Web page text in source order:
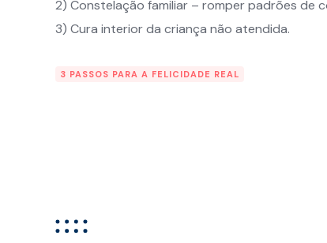
2) Constelação familiar – romper padrões
3) Cura interior da criança não atendida.
3 PASSOS PARA A FELICIDADE REAL